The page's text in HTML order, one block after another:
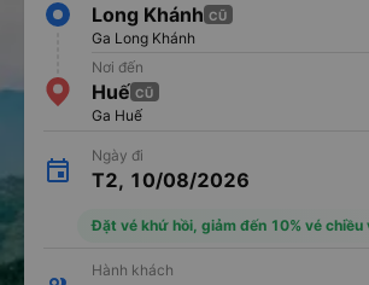
Long Khánh CŨ
Ga Long Khánh
Nơi đến
Huế CŨ
Ga Huế
Ngày đi
T2, 10/08/2026
Đặt vé khứ hồi, giảm đến 10% vé chiều
Hành khách